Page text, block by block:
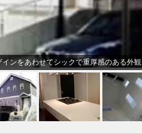
ンをあわせてシックで重厚感のある外観